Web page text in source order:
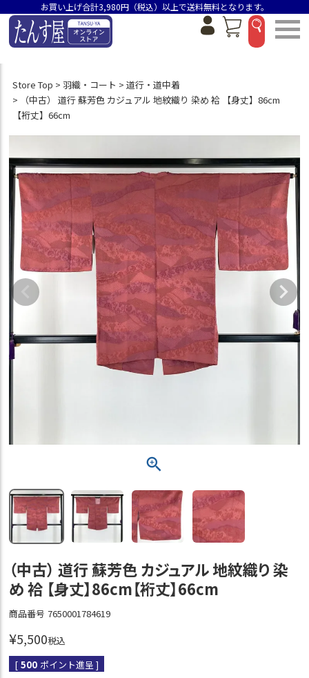
お買い上げ合計3,980円（税込）以上で送料無料となります。
Store Top 羽織・コート
道行・道中着
（中古） 道行 蘇芳色 カジュアル 地紋織り 染め 袷 【身丈】86cm
【裄丈】66cm
（中古） 道行 蘇芳色 カジュアル 地紋織り 染
め 袷 【身丈】86cm【裄丈】66cm
商品番号 7650001784619
¥5,500税込
[ 500 ポイント進呈 ]